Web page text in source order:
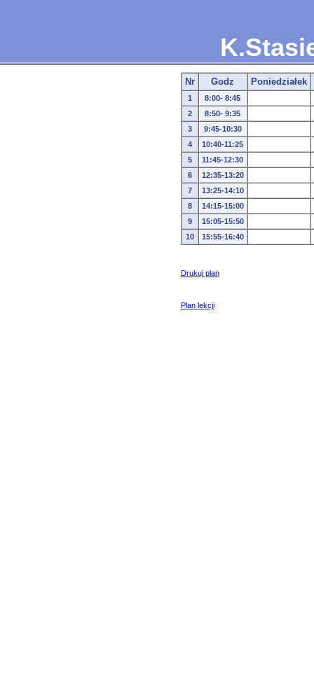
Nr Godz Poniedziałek
1
8:00- 8:45
2
8:50- 9:35
3
9:45-10:30
4
10:40-11:25
5
11:45-12:30
6
12:35-13:20
7
13:25-14:10
8
14:15-15:00
9
15:05-15:50
10
15:55-16:40
Drukuj plan
Plan lekcji